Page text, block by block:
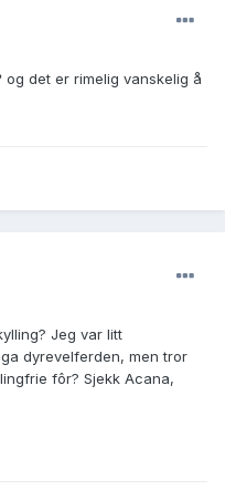
og det er rimelig vanskelig å
Jeg var litt
dyrevelferden, men tror
fôr? Sjekk Acana,